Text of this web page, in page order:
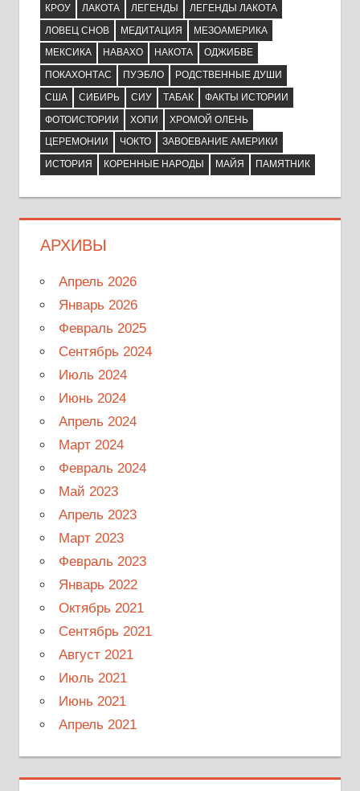
КРОУ ЛАКОТА ЛЕГЕНДЫ
ЛЕГЕНДЫ ЛАКОТА
ЛОВЕЦ СНОВ
МЕДИТАЦИЯ
МЕЗОАМЕРИКА
МЕКСИКА
НАВАХО НАКОТА
ОДЖИБВЕ
ПОКАХОНТАС
ПУЭБЛО
РОДСТВЕННЫЕ ДУШИ
США
СИБИРЬ СИУ ТАБАК
ФАКТЫ ИСТОРИИ
ФОТОИСТОРИИ
ХОПИ
ХРОМОЙ ОЛЕНЬ
ЦЕРЕМОНИИ
ЧОКТО
ЗАВОЕВАНИЕ АМЕРИКИ
ИСТОРИЯ
КОРЕННЫЕ НАРОДЫ МАЙЯ ПАМЯТНИК
АРХИВЫ
Апрель 2026
Январь 2026
Февраль 2025
Сентябрь 2024
Июль 2024
Июнь 2024
Апрель 2024
Март 2024
Февраль 2024
Май 2023
Апрель 2023
Март 2023
Февраль 2023
Январь 2022
Октябрь 2021
Сентябрь 2021
Август 2021
Июль 2021
Июнь 2021
Апрель 2021